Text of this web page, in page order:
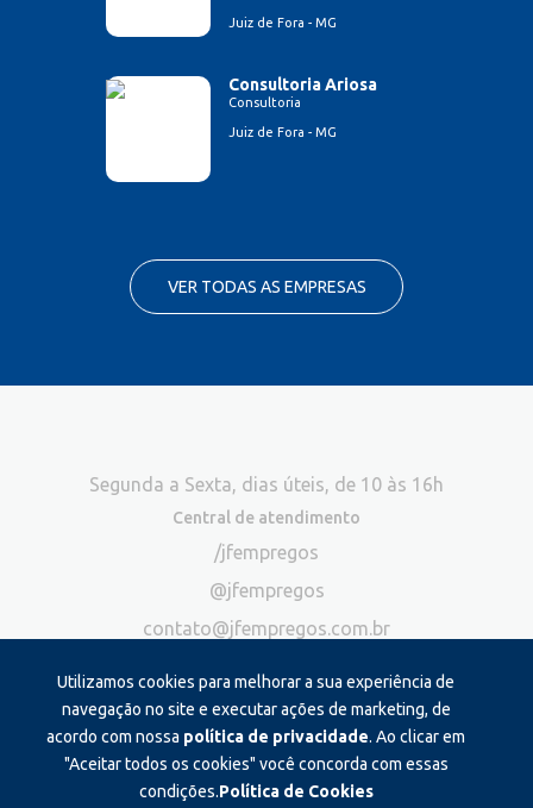
Juiz de Fora - MG
Consultoria Ariosa
Consultoria
Juiz de Fora - MG
VER TODAS AS EMPRESAS
Utilizamos cookies para melhorar a sua experiência de
navegação no site e executar ações de marketing, de
acordo com nossa política de privacidade. Ao clicar em
"Aceitar todos os cookies" você concorda com essas
condições.Política de Cookies
Segunda a Sexta, dias úteis, de 10 às 16h
Central de atendimento
/jfempregos
@jfempregos
contato@jfempregos.com.br
Publicidade
*Exclusivo para atendimento via chat. Não atendemos ligações neste
canal
Produzido e administrado por: